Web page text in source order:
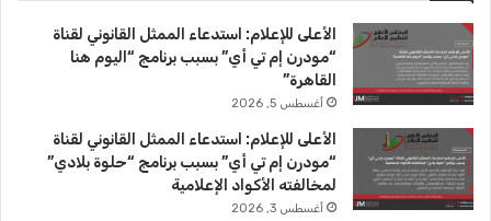
و
ك
T
u
b
e
ق
ا
م
الأعلى للإعلام: استدعاء الممثل القانوني لقناة
“مودرن إم تي أي” بسبب برنامج “اليوم هنا
القاهرة”
أغسطس 5, 2026
الأعلى للإعلام: استدعاء الممثل القانوني لقناة
“مودرن إم تي أي” بسبب برنامج “حلوة بلادي”
لمخالفته الأكواد الإعلامية
أغسطس 3, 2026